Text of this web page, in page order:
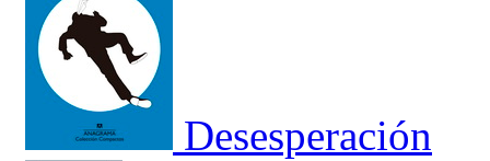
Desesperación